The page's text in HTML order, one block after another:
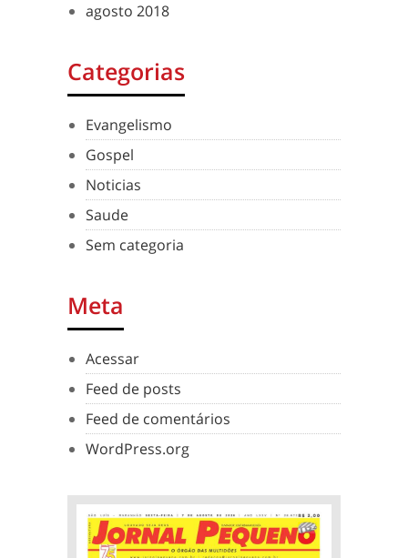
agosto 2018
Categorias
Evangelismo
Gospel
Noticias
Saude
Sem categoria
Meta
Acessar
Feed de posts
Feed de comentários
WordPress.org